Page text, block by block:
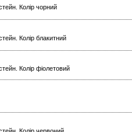
Колір чорний
Колір блакитний
Колір фіолетовий